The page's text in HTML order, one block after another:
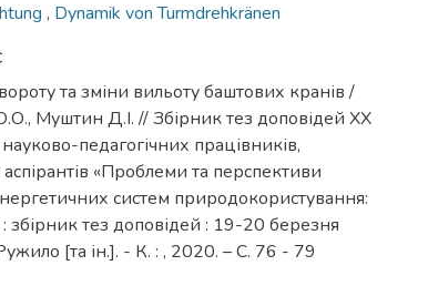
, Dynamik von Turmdrehkränen
та зміни вильоту баштових кранів /
Муштин Д.І. // Збірник тез доповідей ХX
педагогічних працівників,
аспірантів «Проблеми та перспективи
систем природокористування:
збірник тез доповідей : 19-20 березня
[та ін.]. - К. : , 2020. – С. 76 - 79